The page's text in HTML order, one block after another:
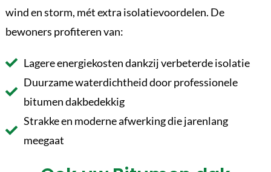
wind en storm, mét extra isolatievoordelen. De
bewoners profiteren van:
Lagere energiekosten dankzij verbeterde isolatie
Duurzame waterdichtheid door professionele
bitumen dakbedekkig
Strakke en moderne afwerking die jarenlang
meegaat